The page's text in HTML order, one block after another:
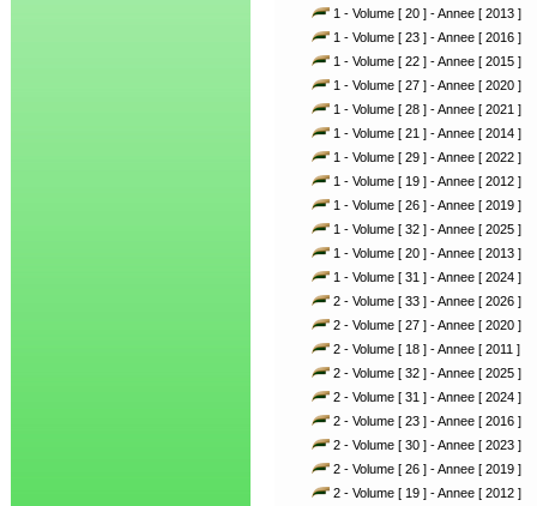
1 - Volume [ 20 ] - Annee [ 2013 ]
1 - Volume [ 23 ] - Annee [ 2016 ]
1 - Volume [ 22 ] - Annee [ 2015 ]
1 - Volume [ 27 ] - Annee [ 2020 ]
1 - Volume [ 28 ] - Annee [ 2021 ]
1 - Volume [ 21 ] - Annee [ 2014 ]
1 - Volume [ 29 ] - Annee [ 2022 ]
1 - Volume [ 19 ] - Annee [ 2012 ]
1 - Volume [ 26 ] - Annee [ 2019 ]
1 - Volume [ 32 ] - Annee [ 2025 ]
1 - Volume [ 20 ] - Annee [ 2013 ]
1 - Volume [ 31 ] - Annee [ 2024 ]
2 - Volume [ 33 ] - Annee [ 2026 ]
2 - Volume [ 27 ] - Annee [ 2020 ]
2 - Volume [ 18 ] - Annee [ 2011 ]
2 - Volume [ 32 ] - Annee [ 2025 ]
2 - Volume [ 31 ] - Annee [ 2024 ]
2 - Volume [ 23 ] - Annee [ 2016 ]
2 - Volume [ 30 ] - Annee [ 2023 ]
2 - Volume [ 26 ] - Annee [ 2019 ]
2 - Volume [ 19 ] - Annee [ 2012 ]